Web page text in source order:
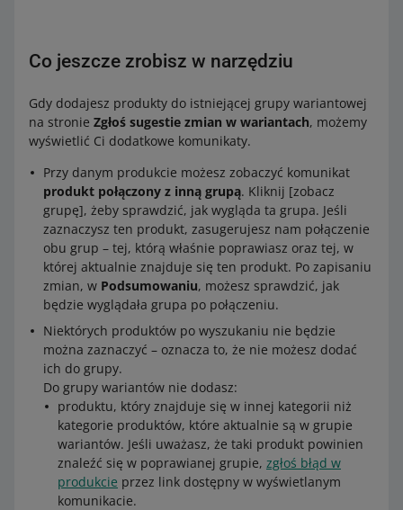
Co jeszcze zrobisz w narzędziu
Gdy dodajesz produkty do istniejącej grupy wariantowej
na stronie Zgłoś sugestie zmian w wariantach, możemy
wyświetlić Ci dodatkowe komunikaty.
Przy danym produkcie możesz zobaczyć komunikat
produkt połączony z inną grupą. Kliknij [zobacz
grupę], żeby sprawdzić, jak wygląda ta grupa. Jeśli
zaznaczysz ten produkt, zasugerujesz nam połączenie
obu grup – tej, którą właśnie poprawiasz oraz tej, w
której aktualnie znajduje się ten produkt. Po zapisaniu
zmian, w Podsumowaniu, możesz sprawdzić, jak
będzie wyglądała grupa po połączeniu.
Niektórych produktów po wyszukaniu nie będzie
można zaznaczyć – oznacza to, że nie możesz dodać
ich do grupy.
Do grupy wariantów nie dodasz:
produktu, który znajduje się w innej kategorii niż
kategorie produktów, które aktualnie są w grupie
wariantów. Jeśli uważasz, że taki produkt powinien
znaleźć się w poprawianej grupie, zgłoś błąd w
produkcie przez link dostępny w wyświetlanym
komunikacie.